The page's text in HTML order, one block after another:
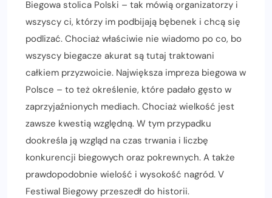
Biegowa stolica Polski – tak mówią organizatorzy i
wszyscy ci, którzy im podbijają bębenek i chcą się
podlizać. Chociaż właściwie nie wiadomo po co, bo
wszyscy biegacze akurat są tutaj traktowani
całkiem przyzwoicie. Największa impreza biegowa w
Polsce – to też określenie, które padało gęsto w
zaprzyjaźnionych mediach. Chociaż wielkość jest
zawsze kwestią względną. W tym przypadku
dookreśla ją wzgląd na czas trwania i liczbę
konkurencji biegowych oraz pokrewnych. A także
prawdopodobnie wielość i wysokość nagród. V
Festiwal Biegowy przeszedł do historii.